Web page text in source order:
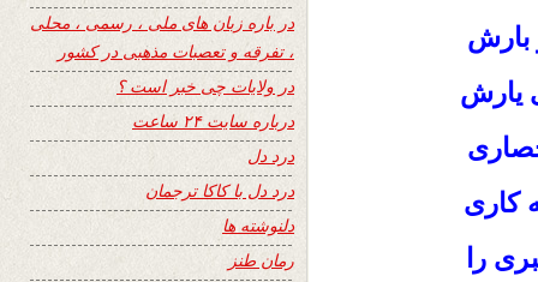
بارش
یارش
کاری
را
در باره زبان های ملی ، رسمی ، محلی
، تفرقه و تعصبات مذهبی در کشور
در ولایات چی خبر است ؟
درباره سایت ۲۴ ساعت
درد دل
درد دل با کاکا ترجمان
دلنوشته ها
رمان طنز